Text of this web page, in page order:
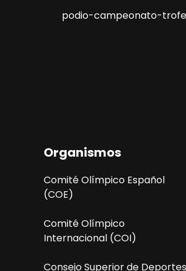
podio-campeonato-
Organismos
Comité Olímpico Español
(COE)
Comité Olímpico
Internacional (COI)
Consejo Superior de Deportes